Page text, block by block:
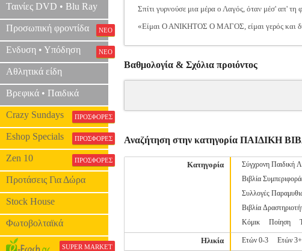
Ταινίες DVD • Blu Ray
Προσωπική φροντίδα ΝΕΟ
Ενδυση • Υπόδηση ΝΕΟ
Αθλητικά είδη
Βρεφικά • Παιδικά
Crazy Sundays ΠΡΟΣΦΟΡΕΣ
Eshop Specials ΠΡΟΣΦΟΡΕΣ
Zen 10 ΠΡΟΣΦΟΡΕΣ
Προτάσεις Για Δώρα
Stock House
Φωτοβολταϊκά
SUPER MARKET
Σπίτι γυρνούσε μια μέρα ο Λαγός, όταν μέσ' απ'
«Είμαι Ο ΑΝΙΚΗΤΟΣ Ο ΜΑΓΟΣ, είμαι γερός και
Βαθμολογία & Σχόλια προιόντος
Αναζήτηση στην κατηγορία ΠΑΙΔΙΚΗ
Κατηγορία Σύγχρονη Παιδική
Βιβλία
Συλλογές
Βιβλία
Κόμικ
Ποίηση
Ηλικία Ετών 0-3 Ετών 3+